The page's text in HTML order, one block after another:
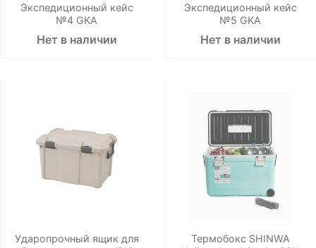
Экспедиционный кейс
№4 GKA
Нет в наличии
Экспедиционный кейс
№5 GKA
Нет в наличии
Ударопрочный ящик для
Термобокс SHINWA